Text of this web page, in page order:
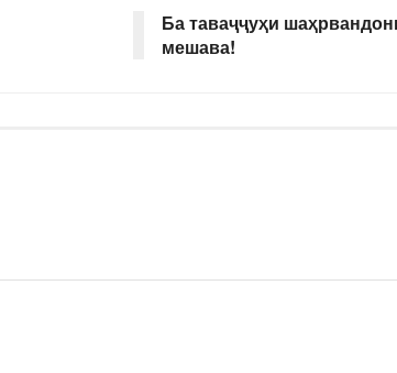
Ба таваҷҷуҳи
мешава!